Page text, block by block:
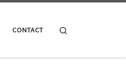
CONTACT